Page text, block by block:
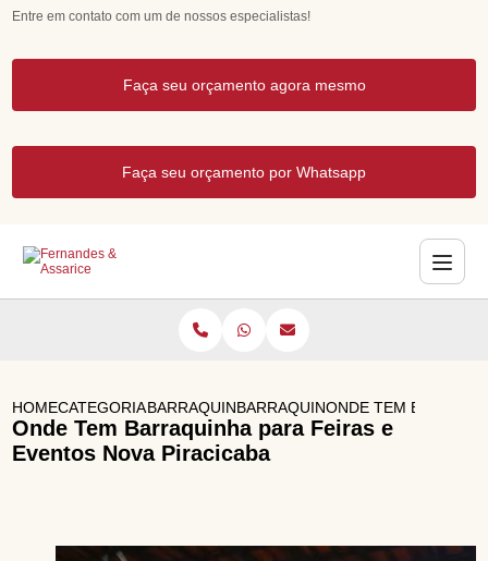
Entre em contato com um de nossos especialistas!
Faça seu orçamento agora mesmo
Faça seu orçamento por Whatsapp
HOMECATEGORIASBARRAQUINHAS PARA EVENTOS
BARRAQUINHA PARA
ONDE TEM
Onde Tem Barraquinha para Feiras e
Eventos Nova Piracicaba